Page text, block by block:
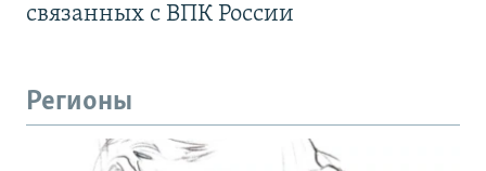
связанных с ВПК России
Регионы